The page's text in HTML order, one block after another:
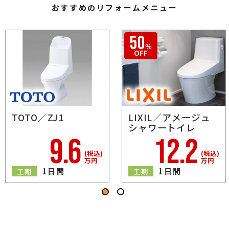
おすすめのリフォームメニュー
TOTO／ZJ1
9.6 (税込)
万円
工期 1日間
50 ％
OFF
LIXIL／アメージュ
シャワートイレ
12.2 (税込)
万円
工期 1日間